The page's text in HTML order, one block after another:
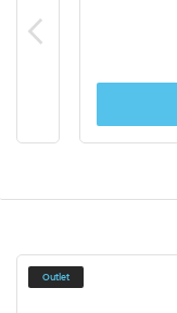
Outlet